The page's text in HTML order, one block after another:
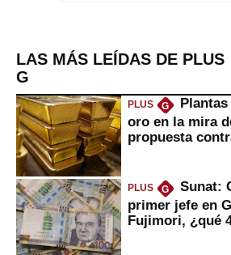
LAS MÁS LEÍDAS DE PLUS
G
PLUS G
oro en la mira
propuesta
PLUS G
Sunat:
primer jefe en
Fujimori, ¿qué